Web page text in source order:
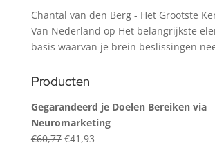
Chantal van den Berg - Het Grootste
Van Nederland op Het belangrijkste
basis waarvan je brein beslissingen
Producten
Gegarandeerd je Doelen Bereiken via
Neuromarketing
€60,77 Original
€41,93Current